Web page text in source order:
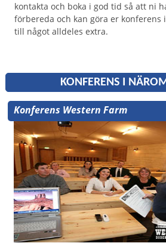
kontakta och boka i god tid så att ni
förbereda och kan göra er konferens
till något alldeles extra.
KONFERENS I
Konferens Western Farm